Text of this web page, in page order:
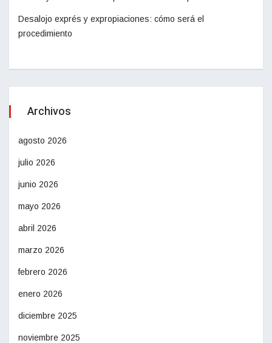
Desalojo exprés y expropiaciones: cómo será el
procedimiento
Archivos
agosto 2026
julio 2026
junio 2026
mayo 2026
abril 2026
marzo 2026
febrero 2026
enero 2026
diciembre 2025
noviembre 2025